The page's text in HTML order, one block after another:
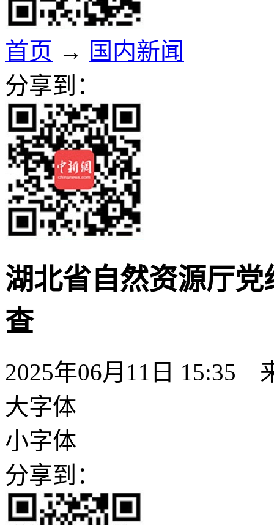
首页 → 国内新闻
分享到：
湖北省自然资源厅
查
2025年06月11日 15:35
大字体
小字体
分享到：